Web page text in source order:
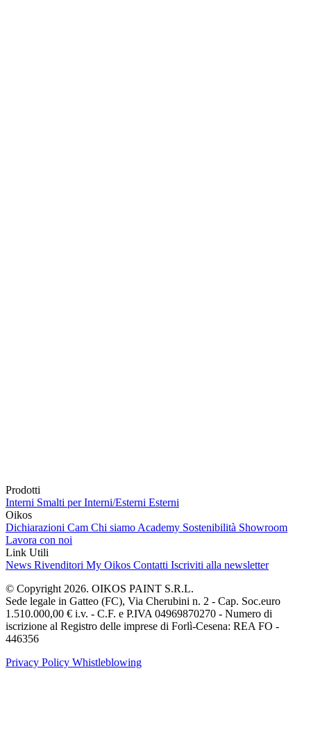
Prodotti
Interni Smalti per Interni/Esterni Esterni
Oikos
Dichiarazioni Cam Chi siamo Academy Sostenibilità Showroom
Lavora con noi
Link Utili
News Rivenditori My Oikos Contatti Iscriviti alla newsletter
© Copyright 2026. OIKOS PAINT S.R.L.
Sede legale in Gatteo (FC), Via Cherubini n. 2 - Cap. Soc.euro
1.510.000,00 € i.v. - C.F. e P.IVA 04969870270 - Numero di
iscrizione al Registro delle imprese di Forlì-Cesena: REA FO -
446356
Privacy Policy Whistleblowing